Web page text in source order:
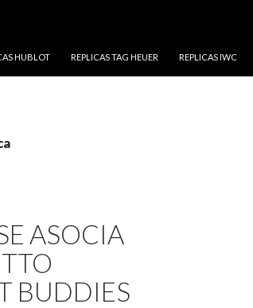
HUBLOT REPLICAS TAG HEUER REPLICAS IWC
ASOCIA
BUDDIES